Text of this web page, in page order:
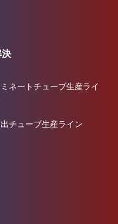
ネートチューブ生産ライ
チューブ生産ライン